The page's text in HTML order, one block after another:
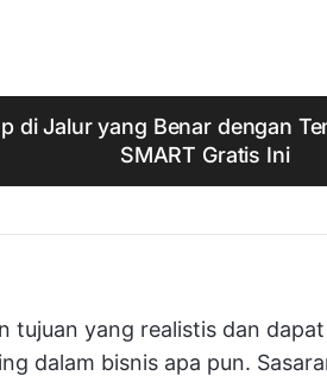
di Jalur yang Benar dengan
SMART Gratis Ini
tujuan yang realistis dan
dalam bisnis apa pun.